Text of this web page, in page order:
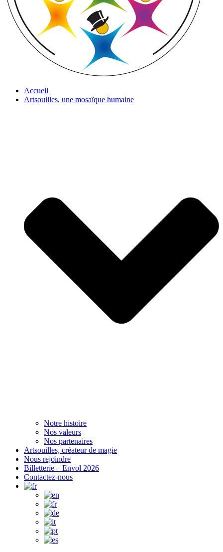
Accueil
Artsouilles, une mosaïque humaine
Notre histoire
Nos valeurs
Nos partenaires
Artsouilles, créateur de magie
Nous rejoindre
Billetterie – Envol 2026
Contactez-nous